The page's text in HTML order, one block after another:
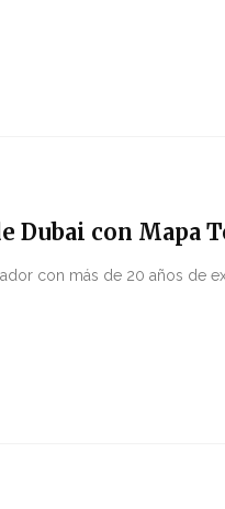
Dubai con Mapa
con más de 20 años de